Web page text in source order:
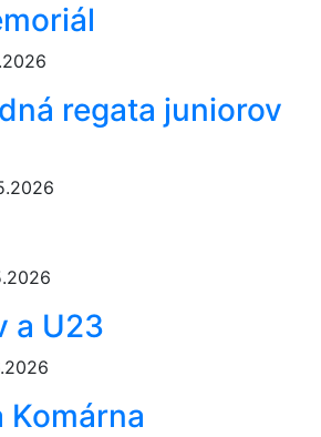
regata juniorov
a U23
Komárna